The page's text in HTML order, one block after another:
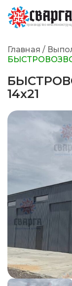
Главная /
14х21